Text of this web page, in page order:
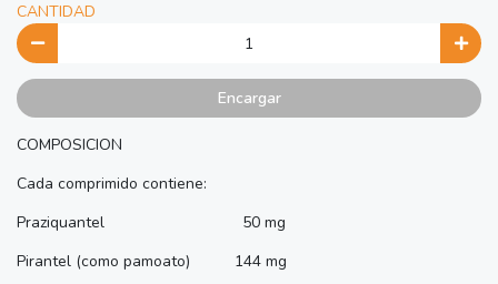
CANTIDAD
Encargar
COMPOSICION
Cada comprimido contiene:
Praziquantel 50 mg
Pirantel (como pamoato) 144 mg